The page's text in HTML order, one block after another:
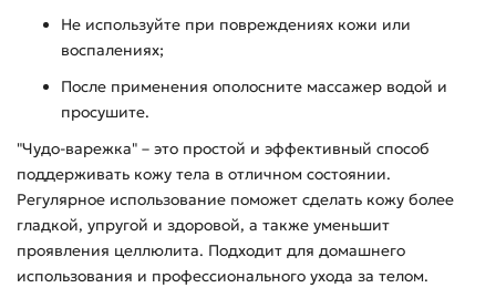
Не используйте при повреждениях кожи или
воспалениях;
После применения ополосните массажер водой и
просушите.
"Чудо-варежка" – это простой и эффективный способ
поддерживать кожу тела в отличном состоянии.
Регулярное использование поможет сделать кожу более
гладкой, упругой и здоровой, а также уменьшит
проявления целлюлита. Подходит для домашнего
использования и профессионального ухода за телом.